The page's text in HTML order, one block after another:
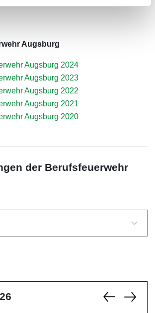
Augsburg
Augsburg 2024
Augsburg 2023
Augsburg 2022
Augsburg 2021
Augsburg 2020
der Berufsfeuerwehr